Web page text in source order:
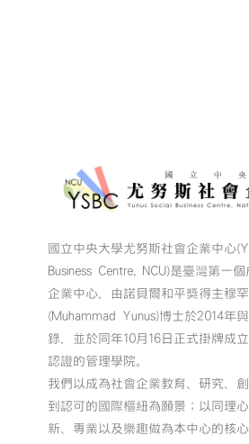
國立中央大學尤努斯社會企業中心
Business Centre, NCU)是臺灣第一
企業中心，由諾貝爾和平獎得主穆
(Muhammad Yunus)博士於2014年
錄，並於同年10月16日正式掛牌成
認證的管理學院。
我們以成為社會企業教育、研究、
到認可的國際樞紐為願景；以同理
新、專業以及樂趣做為本中心的核